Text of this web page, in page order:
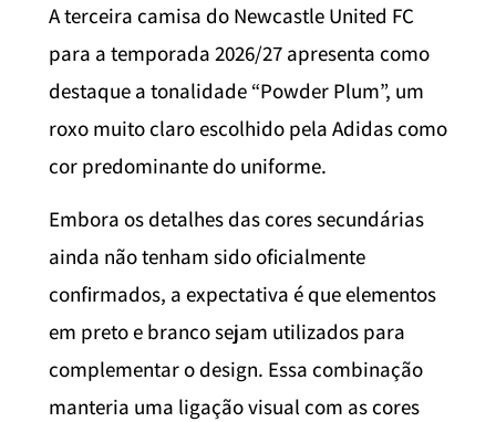
A terceira camisa do Newcastle United FC
para a temporada 2026/27 apresenta como
destaque a tonalidade “Powder Plum”, um
roxo muito claro escolhido pela Adidas como
cor predominante do uniforme.
Embora os detalhes das cores secundárias
ainda não tenham sido oficialmente
confirmados, a expectativa é que elementos
em preto e branco sejam utilizados para
complementar o design. Essa combinação
manteria uma ligação visual com as cores